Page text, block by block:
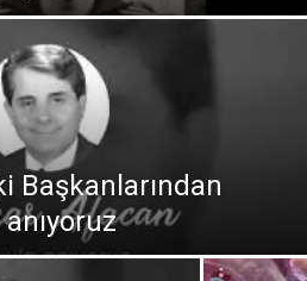
Başkanlarından